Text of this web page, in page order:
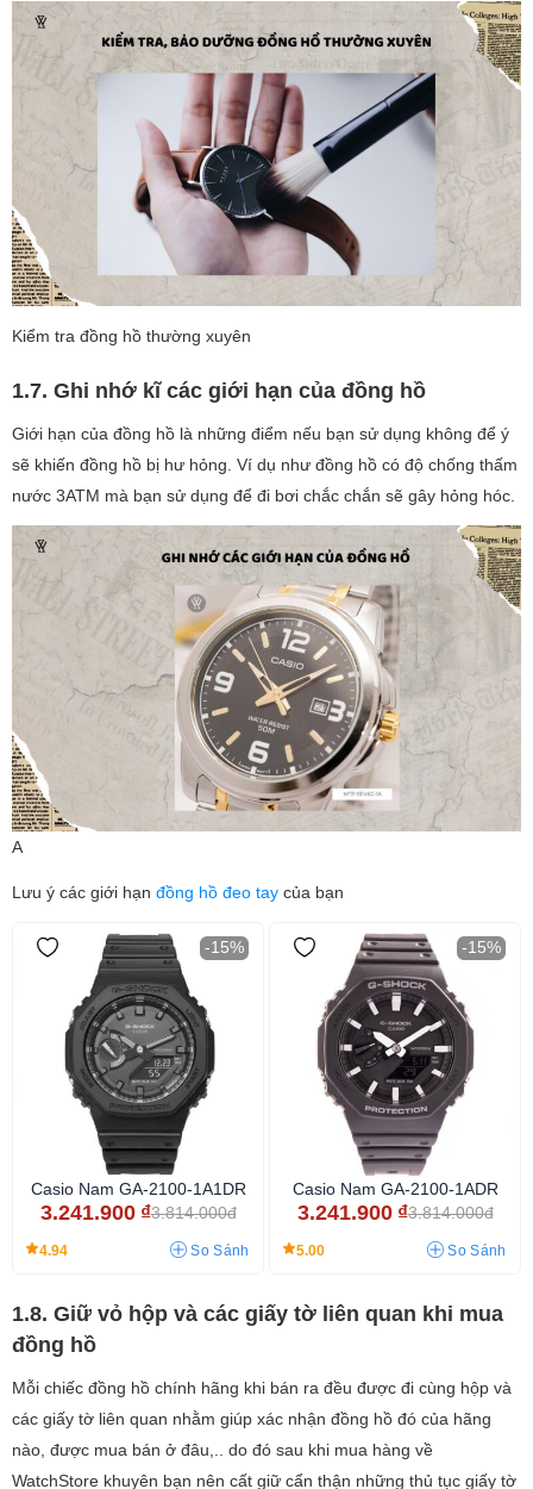
Kiểm tra đồng hồ thường xuyên
1.7. Ghi nhớ kĩ các giới hạn của đồng hồ
Giới hạn của đồng hồ là những điểm nếu bạn sử dụng không để ý
sẽ khiến đồng hồ bị hư hỏng. Ví dụ như đồng hồ có độ chống thấm
nước 3ATM mà bạn sử dụng để đi bơi chắc chắn sẽ gây hỏng hóc.
A
Lưu ý các giới hạn đồng hồ đeo tay của bạn
-15%
Casio Nam GA-2100-1A1DR
3.241.900 ₫3.814.000đ
4.94 So Sánh
-15%
Casio Nam GA-2100-1ADR
3.241.900 ₫3.814.000đ
5.00 So Sánh
1.8. Giữ vỏ hộp và các giấy tờ liên quan khi mua
đồng hồ
Mỗi chiếc đồng hồ chính hãng khi bán ra đều được đi cùng hộp và
các giấy tờ liên quan nhằm giúp xác nhận đồng hồ đó của hãng
nào, được mua bán ở đâu,.. do đó sau khi mua hàng về
WatchStore khuyên bạn nên cất giữ cẩn thận những thủ tục giấy tờ